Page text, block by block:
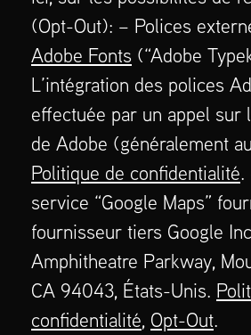
(Opt-Out): – Polices
Adobe Fonts (“Adobe
L’intégration des polices
effectuée par un appel sur
de Adobe (généralement
Politique de confidentialité.
service “Google Maps”
fournisseur tiers Google
Amphitheatre Parkway,
CA 94043, États-Unis.
confidentialité, Opt-Out.